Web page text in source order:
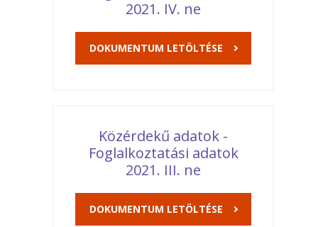
2021. IV. ne
DOKUMENTUM LETÖLTÉSE
Közérdekű adatok -
Foglalkoztatási adatok
2021. III. ne
DOKUMENTUM LETÖLTÉSE